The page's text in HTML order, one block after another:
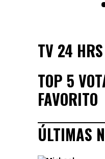
TV 24 HRS
TOP 5
FAVORITO
ÚLTIMAS